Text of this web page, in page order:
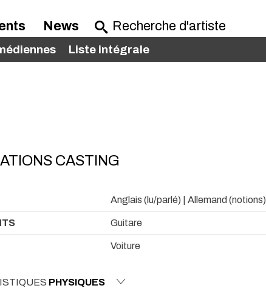
Liste intégrale
News
CASTING
Anglais (lu/parlé) | Allemand (notions)
Guitare
Voiture
PHYSIQUES